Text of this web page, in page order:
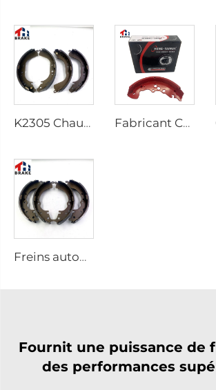
K2305 Chaussées de Frein Arrière pour Voiture Toyota 04495-35151 Fabricant Chinois Système de Frein Auto Chaussée de Frein Auto Voiture Chaussées de Frein
Freins automatiques pour pick-up HILUX VII OEM 04495-0K010 04495-28090
Fournit une puissance de
des performances